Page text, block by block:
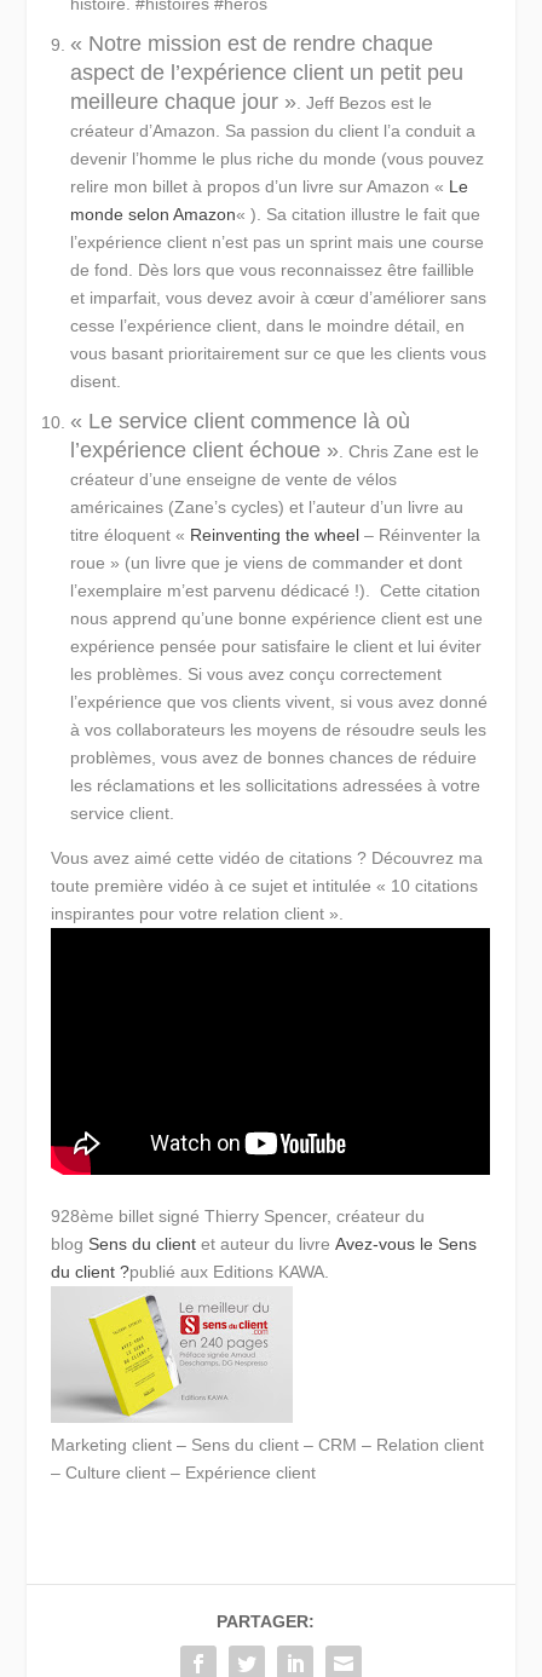
histoire. #histoires #héros
« Notre mission est de rendre chaque
aspect de l’expérience client un petit peu
meilleure chaque jour ». Jeff Bezos est le
créateur d’Amazon. Sa passion du client l’a conduit a
devenir l’homme le plus riche du monde (vous pouvez
relire mon billet à propos d’un livre sur Amazon « Le
monde selon Amazon« ). Sa citation illustre le fait que
l’expérience client n’est pas un sprint mais une course
de fond. Dès lors que vous reconnaissez être faillible
et imparfait, vous devez avoir à cœur d’améliorer sans
cesse l’expérience client, dans le moindre détail, en
vous basant prioritairement sur ce que les clients vous
disent.
« Le service client commence là où
l’expérience client échoue » . Chris Zane est le
créateur d’une enseigne de vente de vélos
américaines (Zane’s cycles) et l’auteur d’un livre au
titre éloquent « Reinventing the wheel – Réinventer la
roue » (un livre que je viens de commander et dont
l’exemplaire m’est parvenu dédicacé !). Cette citation
nous apprend qu’une bonne expérience client est une
expérience pensée pour satisfaire le client et lui éviter
les problèmes. Si vous avez conçu correctement
l’expérience que vos clients vivent, si vous avez donné
à vos collaborateurs les moyens de résoudre seuls les
problèmes, vous avez de bonnes chances de réduire
les réclamations et les sollicitations adressées à votre
service client.
Vous avez aimé cette vidéo de citations ? Découvrez ma
toute première vidéo à ce sujet et intitulée « 10 citations
inspirantes pour votre relation client ».
928ème billet signéThierry Spencer,créateur du
blog Sens du client et auteur du livreAvez-vous le Sens
du client ?publié aux Editions KAWA.
Marketing client – Sens du client – CRM – Relation client
– Culture client – Expérience client
PARTAGER: